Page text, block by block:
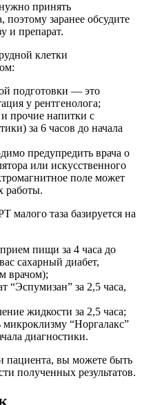
принять
поэтому заранее обсудите
и препарат.
клетки
подготовки — это
у рентгенолога;
прочие напитки с
за 6 часов до начала
предупредить врача о
или искусственного
поле может
работы.
малого таза базируется на
пищи за 4 часа до
сахарный диабет,
врачом);
“Эспумизан” за 2,5 часа,
жидкости за 2,5 часа;
микроклизму “Норгалакс”
диагностики.
пациента, вы можете быть
полученных результатов.